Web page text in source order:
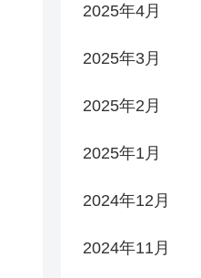
2025年4月
2025年3月
2025年2月
2025年1月
2024年12月
2024年11月